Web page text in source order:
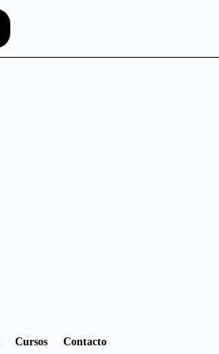
Search
for:
Cursos Contacto